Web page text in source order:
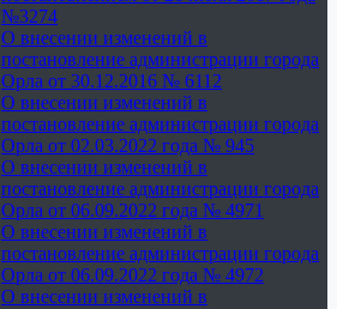
№3274
О внесении изменений в
постановление администрации города
Орла от 30.12.2016 № 6112
О внесении изменений в
постановление администрации города
Орла от 02.03.2022 года № 945
О внесении изменений в
постановление администрации города
Орла от 06.09.2022 года № 4971
О внесении изменений в
постановление администрации города
Орла от 06.09.2022 года № 4972
О внесении изменений в